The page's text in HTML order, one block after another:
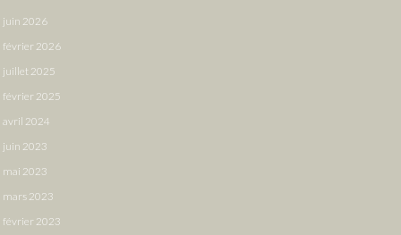
juin 2026
février 2026
juillet 2025
février 2025
avril 2024
juin 2023
mai 2023
mars 2023
février 2023